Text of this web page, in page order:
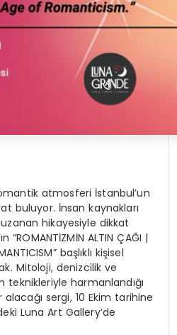
atmosferi İstanbul’un
buluyor. İnsan kaynakları
hikayesiyle dikkat
ALTIN ÇAĞI |
başlıklı kişisel
Mitoloji, denizcilik ve
harmanlandığı
sergi, 10 Ekim tarihine
Luna Art Gallery’de